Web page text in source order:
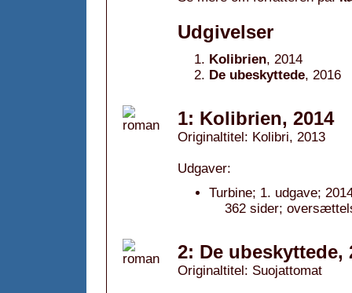
Udgivelser
Kolibrien, 2014
De ubeskyttede, 2016
1: Kolibrien, 2014
Originaltitel: Kolibri, 2013
Udgaver:
Turbine; 1. udgave;
362 sider;
2: De ubeskyttede,
Originaltitel: Suojattomat